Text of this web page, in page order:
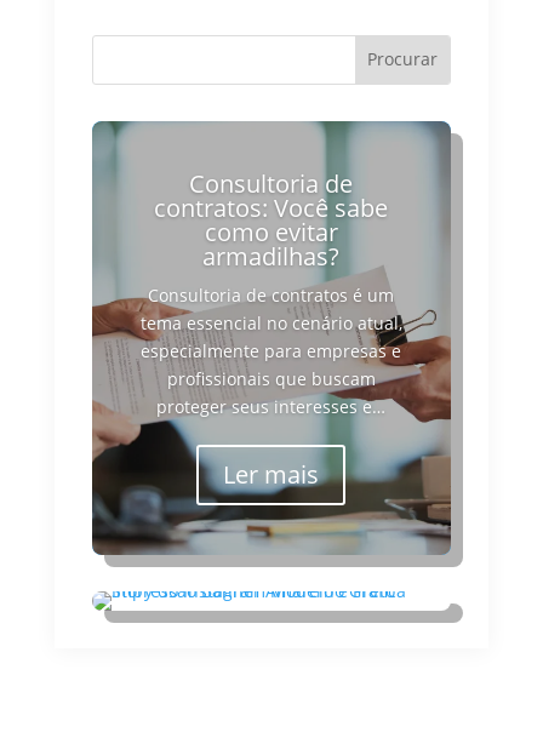
Consultoria de
contratos: Você sabe
como evitar
armadilhas?
Consultoria de contratos é um
tema essencial no cenário atual,
especialmente para empresas e
profissionais que buscam
proteger seus interesses e…
Ler mais